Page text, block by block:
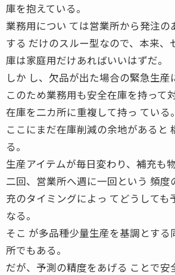
庫を抱えている。
業務用につい ては営業所から発注の
する だけのスルー型なので、本来、
庫は家庭用だけあればいいはずだ。
しか し、欠品が出た場合の緊急生産
このため業務用も安全在庫を持って
在庫を二カ所に重複して持っ ている。
ここにまだ在庫削減の余地があると
る。
生産アイテムが毎日変わり、補充も
二回、営業所へ週に一回という 頻度
充のタイミングによっ てどうしても
なる。
そこ が多品種少量生産を基調とする
所でもある。
だが、予測の精度をあげる ことで安